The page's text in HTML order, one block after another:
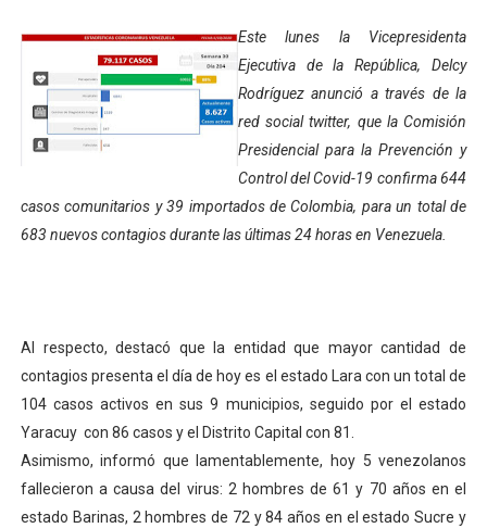
Campo Elías consolida plan de bacheo en el sector La
Fundecem inició con éxito el taller vacacional de
El Lactario del Iahula celebra la Semana Mundial de la
Plan Vacacional "Venezuela Ríe 2026" brinda
‎Unión cívico militar rindió honores a la Bandera
Gobernación de Mérida realizó jornada socialista en
Inicia el Plan Cultura Vacacional 2026 en el estado
Ibime inició tradicional plan vacacional Aventuras en
Este lunes la Vicepresidenta
Ejecutiva de la República, Delcy
Rodríguez anunció a través de la
red social twitter, que la Comisión
Presidencial para la Prevención y
Control del Covid-19 confirma 644
casos comunitarios y 39 importados de Colombia, para un total de
683 nuevos contagios durante las últimas 24 horas en Venezuela.
Al respecto, destacó que la entidad que mayor cantidad de
contagios presenta el día de hoy es el estado Lara con un total de
104 casos activos en sus 9 municipios, seguido por el estado
Yaracuy con 86 casos y el Distrito Capital con 81.
Asimismo, informó que lamentablemente, hoy 5 venezolanos
fallecieron a causa del virus: 2 hombres de 61 y 70 años en el
estado Barinas, 2 hombres de 72 y 84 años en el estado Sucre y